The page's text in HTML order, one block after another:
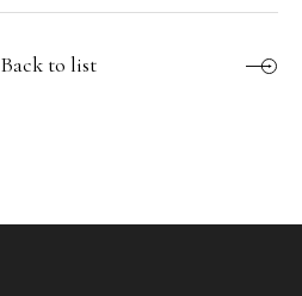
Back to list